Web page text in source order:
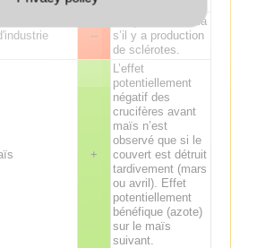
--
Risque Sclerotinia
s’il y a production
de sclérotes.
+
L’effet
potentiellement
négatif des
crucifères avant
maïs n’est
observé que si le
couvert est détruit
tardivement (mars
ou avril). Effet
potentiellement
bénéfique (azote)
sur le maïs
suivant.